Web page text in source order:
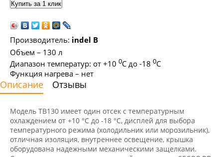
Производитель: indel B
Объем – 130 л
Диапазон температур: от +10 0С до -18 0С
Функция нагрева – нет
Описание Отзывы
Модель ТВ130 имеет один отсек с температурным
охлаждением от +10 °C до -18 °C, дисплей для выбора
температурного режима (холодильник или морозильник),
отличная изоляция, внутреннее освещение, крышка
оборудована надежными механическими защелками.